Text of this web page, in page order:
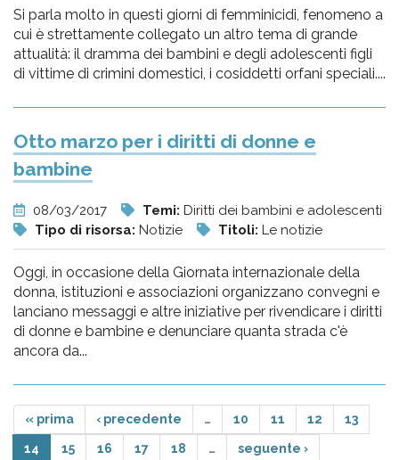
Si parla molto in questi giorni di femminicidi, fenomeno a
cui è strettamente collegato un altro tema di grande
attualità: il dramma dei bambini e degli adolescenti figli
di vittime di crimini domestici, i cosiddetti orfani speciali....
Otto marzo per i diritti di donne e
bambine
08/03/2017 Temi: Diritti dei bambini e adolescenti
Tipo di risorsa: Notizie Titoli: Le notizie
Oggi, in occasione della Giornata internazionale della
donna, istituzioni e associazioni organizzano convegni e
lanciano messaggi e altre iniziative per rivendicare i diritti
di donne e bambine e denunciare quanta strada c'è
ancora da...
« prima ‹ precedente … 10 11 12 13
14 15 16 17 18 … seguente ›